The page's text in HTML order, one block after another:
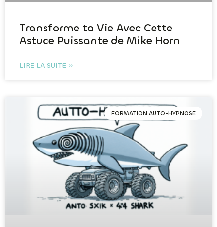
Transforme ta Vie Avec Cette
Astuce Puissante de Mike Horn
LIRE LA SUITE »
FORMATION AUTO-HYPNOSE